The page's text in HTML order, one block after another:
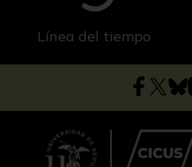
Línea del tiempo